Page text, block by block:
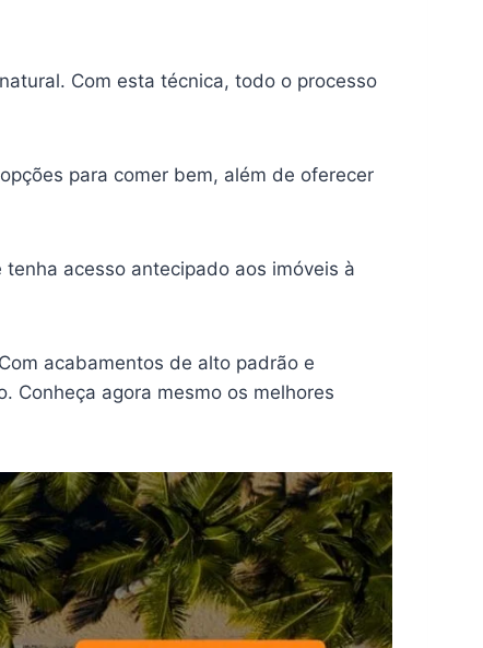
Com esta técnica, todo o processo
para comer bem, além de oferecer
tenha acesso antecipado aos imóveis à
acabamentos de alto padrão e
Conheça agora mesmo os melhores